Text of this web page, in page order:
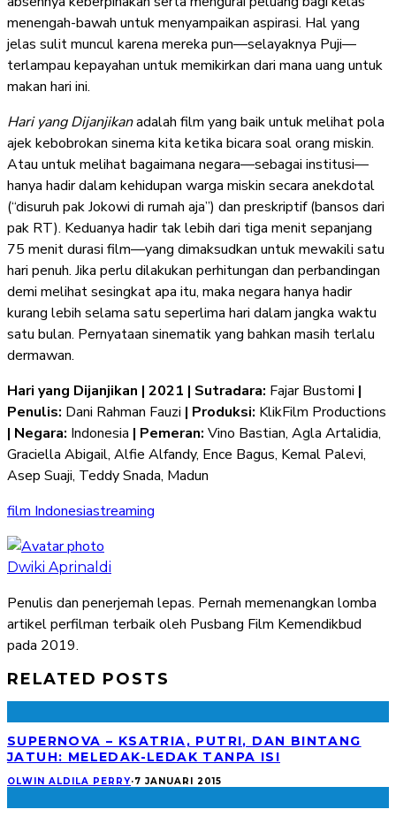
menengah-bawah untuk menyampaikan aspirasi. Hal yang
jelas sulit muncul karena mereka pun—selayaknya Puji—
terlampau kepayahan untuk memikirkan dari mana uang untuk
makan hari ini.
Hari yang Dijanjikanadalah film yang baik untuk melihat pola
ajek kebobrokan sinema kita ketika bicara soal orang miskin.
Atau untuk melihat bagaimana negara—sebagai institusi—
hanya hadir dalam kehidupan warga miskin secara anekdotal
(“disuruh pak Jokowi di rumah aja”) dan preskriptif (bansos dari
pak RT). Keduanya hadir tak lebih dari tiga menit sepanjang
75 menit durasi film—yang dimaksudkan untuk mewakili satu
hari penuh. Jika perlu dilakukan perhitungan dan perbandingan
demi melihat sesingkat apa itu, maka negara hanya hadir
kurang lebih selama satu seperlima hari dalam jangka waktu
satu bulan. Pernyataan sinematik yang bahkan masih terlalu
dermawan.
Hari yang Dijanjikan | 2021 | Sutradara: Fajar Bustomi |
Penulis: Dani Rahman Fauzi | Produksi: KlikFilm Productions
| Negara: Indonesia | Pemeran: Vino Bastian, Agla Artalidia,
Graciella Abigail, Alfie Alfandy, Ence Bagus, Kemal Palevi,
Asep Suaji, Teddy Snada, Madun
film Indonesiastreaming
Dwiki Aprinaldi
Penulis dan penerjemah lepas. Pernah memenangkan lomba
artikel perfilman terbaik oleh Pusbang Film Kemendikbud
pada 2019.
RELATED POSTS
SUPERNOVA – KSATRIA, PUTRI, DAN BINTANG
JATUH: MELEDAK-LEDAK TANPA ISI
OLWIN ALDILA PERRY·7 JANUARI 2015